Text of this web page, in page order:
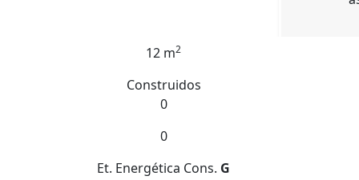
12 m2
Construidos
0
0
Et. Energética Cons. G